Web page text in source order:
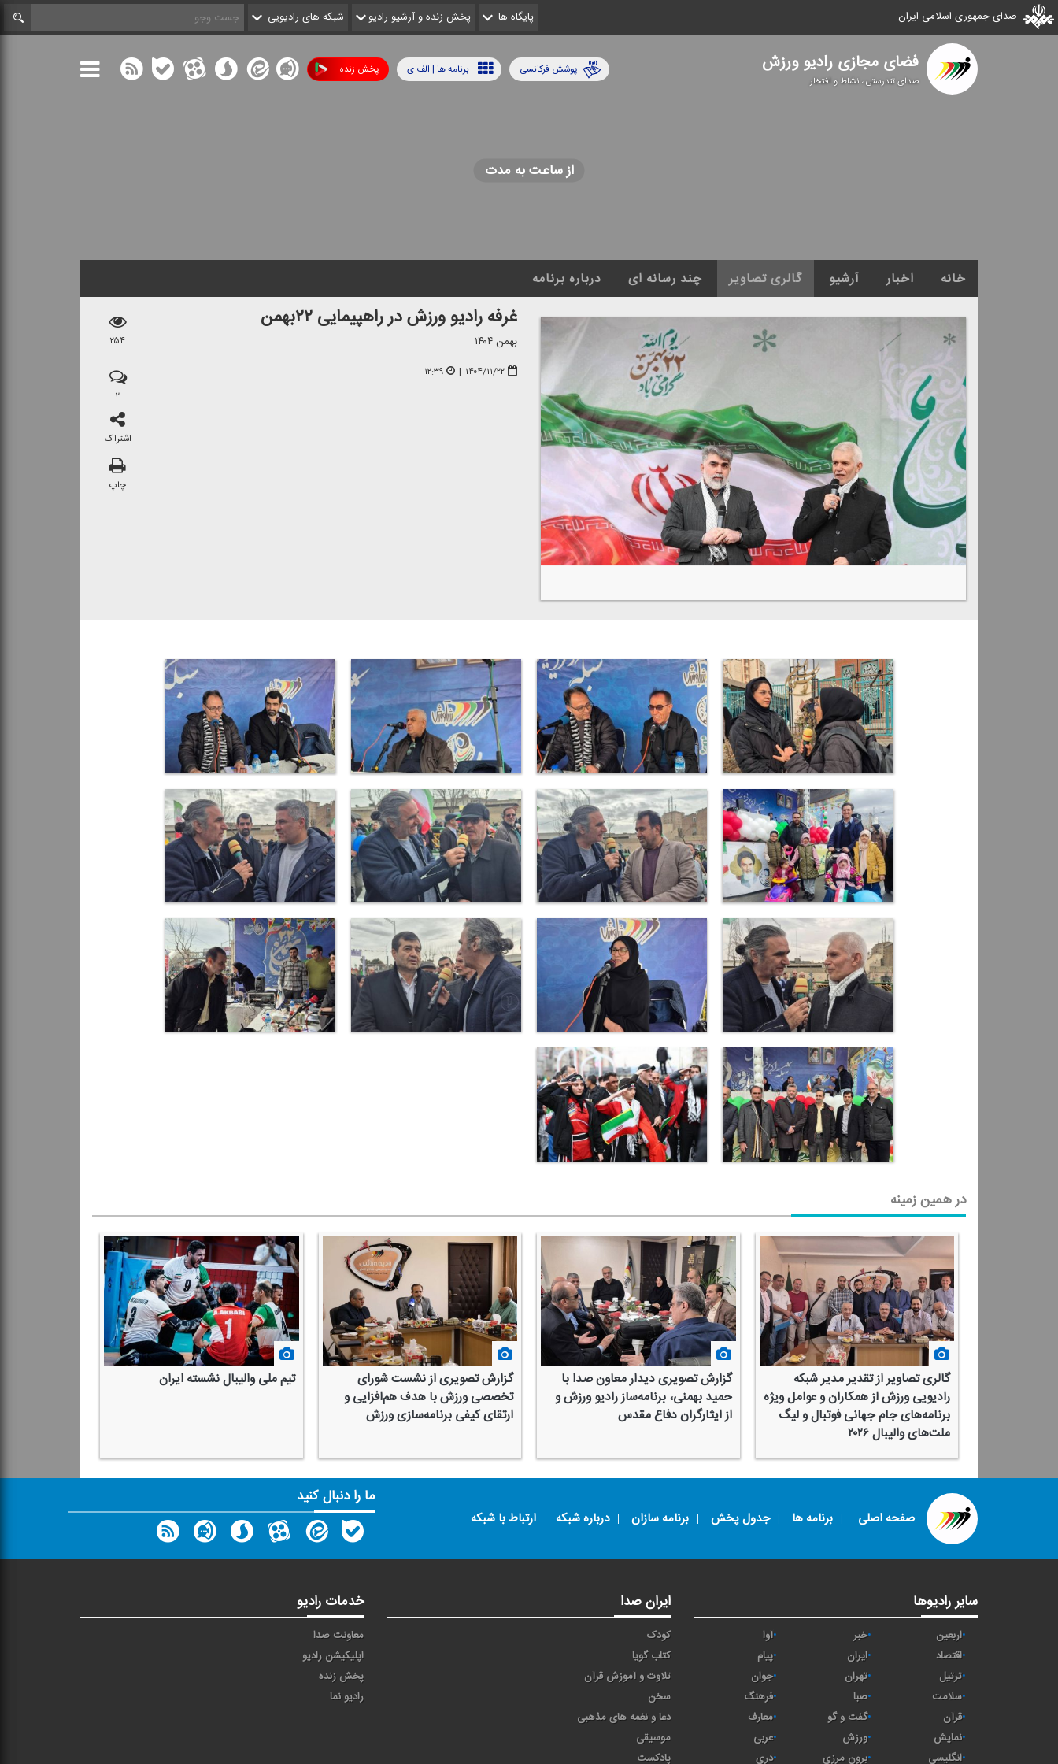
صدای جمهوری اسلامی ایران پایگاه ها پخش زنده و آرشیو رادیو شبکه های رادیویی
فضای مجازی رادیو ورزش
صدای تندرستی ، نشاط و افتخار
پخش زنده برنامه ها | الف-ی پوشش فرکانسی
از ساعت به مدت
خانه اخبار آرشیو گالری تصاویر چند رسانه ای درباره برنامه
غرفه رادیو ورزش در راهپیمایی ۲۲بهمن
بهمن ۱۴۰۴
۱۴۰۴/۱۱/۲۲ | ۱۲:۳۹
۲۵۴
۲
اشتراک
چاپ
در همین زمینه
گالری تصاویر از تقدیر مدیر شبكه
رادیویی ورزش از همكاران و عوامل ویژه
برنامه‌های جام جهانی فوتبال و لیگ
ملت‌های والیبال ۲۰۲۶
گزارش تصویری دیدار معاون صدا با
حمید بهمنی، برنامه‌ساز رادیو ورزش و
از ایثارگران دفاع مقدس
گزارش تصویری از نشست شورای
تخصصی ورزش با هدف هم‌افزایی و
ارتقای كیفی برنامه‌سازی ورزش
تیم ملی والیبال نشسته ایران
صفحه اصلی برنامه ها جدول پخش برنامه سازان درباره شبکه ارتباط با شبکه
ما را دنبال کنید
سایر رادیوها
اربعین خبر
آوا
اقتصاد
ايران
پیام
ترتیل
تهران
جوان
سلامت
صبا
فرهنگ
قرآن
گفت و گو
معارف
نمایش
ورزش
عربی
انگلیسی
برون مرزی دری
ایران صدا
کودک
کتاب گویا
تلاوت و آموزش قرآن
سخن
دعا و نغمه های مذهبی
موسیقی
پادکست
خدمات رادیو
معاونت صدا
اپلیکیشن رادیو
پخش زنده
رادیو نما